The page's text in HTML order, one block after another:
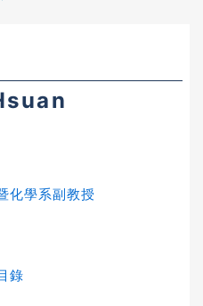
化學系副教授
錄